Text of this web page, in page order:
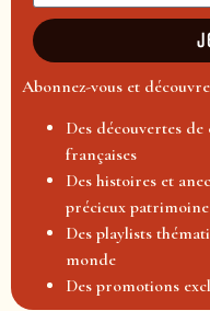
Abonnez-vous et
Des découvertes
françaises
Des histoires et
précieux patrimoine
Des playlists
monde
Des promotions